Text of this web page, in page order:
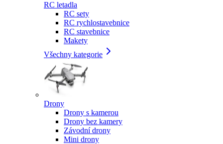
RC letadla
RC sety
RC rychlostavebnice
RC stavebnice
Makety
Všechny kategorie
Drony
Drony s kamerou
Drony bez kamery
Závodní drony
Mini drony